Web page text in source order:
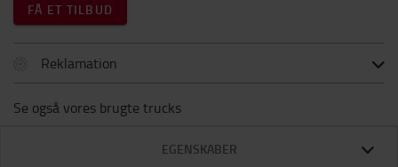
FÅ ET TILBUD
Reklamation
Se også vores brugte trucks
EGENSKABER